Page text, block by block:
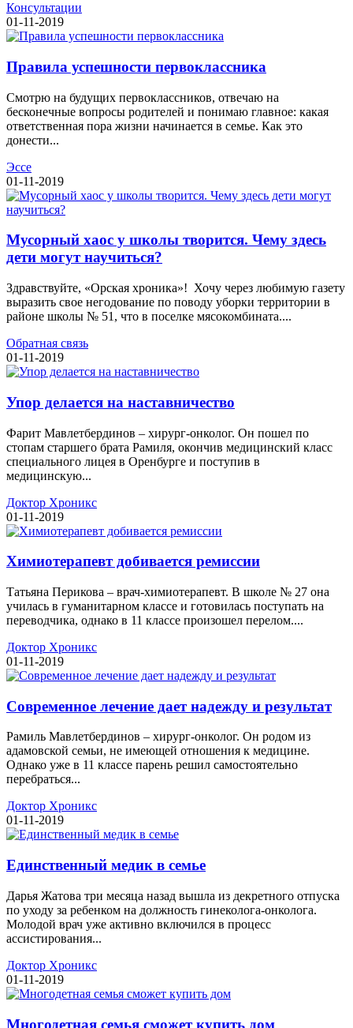
Консультации
01-11-2019
Правила успешности первоклассника
Смотрю на будущих первоклассников, отвечаю на
бесконечные вопросы родителей и понимаю главное: какая
ответственная пора жизни начинается в семье. Как это
донести...
Эссе
01-11-2019
Мусорный хаос у школы творится. Чему здесь
дети могут научиться?
Здравствуйте, «Орская хроника»! Хочу через любимую газету
выразить свое негодование по поводу уборки территории в
районе школы № 51, что в поселке мясокомбината....
Обратная связь
01-11-2019
Упор делается на наставничество
Фарит Мавлетбердинов – хирург-онколог. Он пошел по
стопам старшего брата Рамиля, окончив медицинский класс
специального лицея в Оренбурге и поступив в
медицинскую...
Доктор Хроникс
01-11-2019
Химиотерапевт добивается ремиссии
Татьяна Перикова – врач-химиотерапевт. В школе № 27 она
училась в гуманитарном классе и готовилась поступать на
переводчика, однако в 11 классе произошел перелом....
Доктор Хроникс
01-11-2019
Современное лечение дает надежду и результат
Рамиль Мавлетбердинов – хирург-онколог. Он родом из
адамовской семьи, не имеющей отношения к медицине.
Однако уже в 11 классе парень решил самостоятельно
перебраться...
Доктор Хроникс
01-11-2019
Единственный медик в семье
Дарья Жатова три месяца назад вышла из декретного отпуска
по уходу за ребенком на должность гинеколога-онколога.
Молодой врач уже активно включился в процесс
ассистирования...
Доктор Хроникс
01-11-2019
Многодетная семья сможет купить дом